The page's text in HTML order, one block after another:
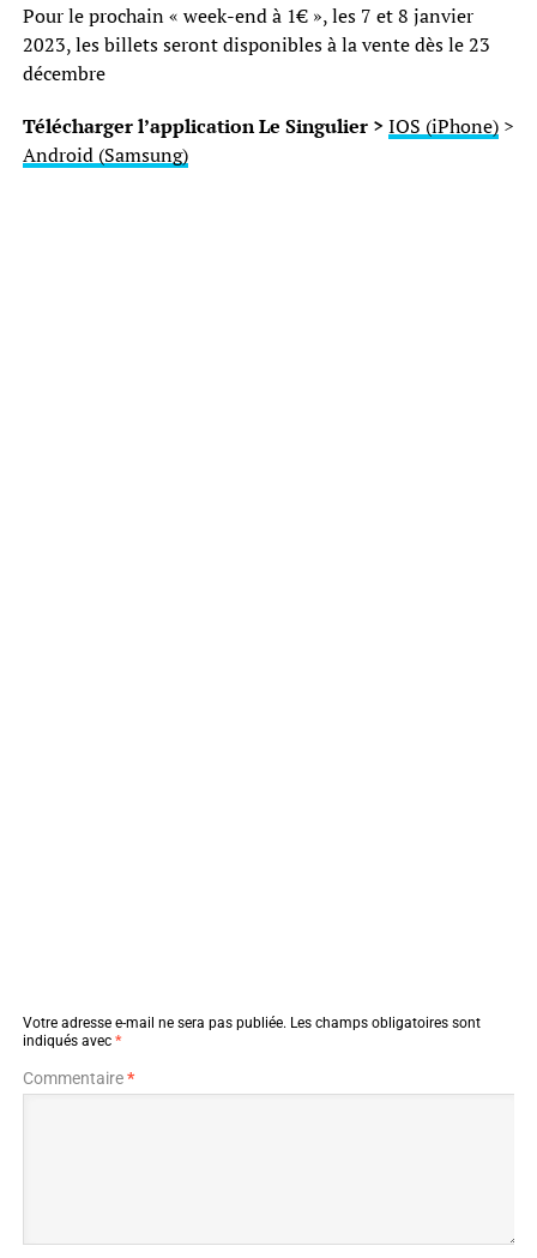
Pour le prochain « week-end à 1€ », les 7 et 8 janvier
2023, les billets seront disponibles à la vente dès le 23
décembre
Télécharger l’application Le Singulier > IOS (iPhone)>
Android (Samsung)
Votre adresse e-mail ne sera pas publiée. Les champs obligatoires sont
indiqués avec *
Commentaire*